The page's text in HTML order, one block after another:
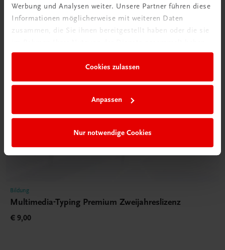
Werbung und Analysen weiter. Unsere Partner führen diese
Informationen möglicherweise mit weiteren Daten
zusammen, die Sie ihnen bereitgestellt haben oder die sie
Cookies zulassen
Anpassen
Nur notwendige Cookies
Bildung
Multimedia-Typing Premium Zweijahreslizenz
€ 9,00